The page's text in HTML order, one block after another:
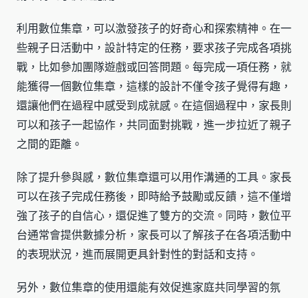
利用數位集章，可以激發孩子的好奇心和探索精神。在一
些親子日活動中，設計特定的任務，要求孩子完成各項挑
戰，比如參加團隊遊戲或回答問題。每完成一項任務，就
能獲得一個數位集章，這樣的設計不僅令孩子覺得有趣，
還讓他們在過程中感受到成就感。在這個過程中，家長則
可以和孩子一起協作，共同面對挑戰，進一步拉近了親子
之間的距離。
除了提升參與感，數位集章還可以用作溝通的工具。家長
可以在孩子完成任務後，即時給予鼓勵或反饋，這不僅增
強了孩子的自信心，還促進了雙方的交流。同時，數位平
台通常會提供數據分析，家長可以了解孩子在各項活動中
的表現狀況，進而展開更具針對性的對話和支持。
另外，數位集章的使用還能有效促進家庭共同學習的氛